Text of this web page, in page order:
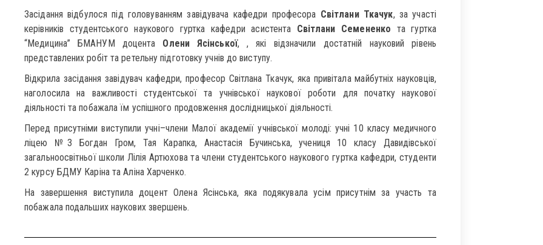
Засідання відбулося під головуванням завідувача кафедри професора Світлани Ткачук, за участі
керівників студентського наукового гуртка кафедри асистента Світлани Семененко та гуртка
“Медицина” БМАНУМ доцента Олени Ясінської, , які відзначили достатній науковий рівень
представлених робіт та ретельну підготовку учнів до виступу.
Відкрила засідання завідувач кафедри, професор Світлана Ткачук, яка привітала майбутніх науковців,
наголосила на важливості студентської та учнівської наукової роботи для початку наукової
діяльності та побажала їм успішного продовження дослідницької діяльності.
Перед присутніми виступили учні–члени Малої академії учнівської молоді: учні 10 класу медичного
ліцею №3 Богдан Гром, Тая Карапка, Анастасія Бучинська, учениця 10 класу Давидівської
загальноосвітньої школи Лілія Артюхова та члени студентського наукового гуртка кафедри, студенти
2 курсу БДМУ Каріна та Аліна Харченко.
На завершення виступила доцент Олена Ясінська, яка подякувала усім присутнім за участь та
побажала подальших наукових звершень.